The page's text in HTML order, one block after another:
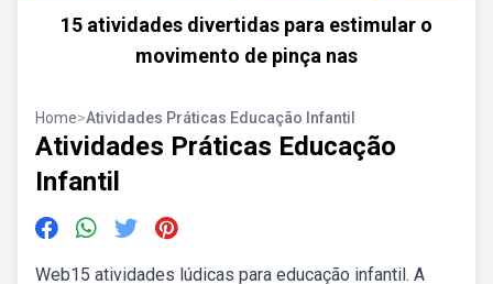
15 atividades divertidas para estimular o
movimento de pinça nas
Home>Atividades Práticas Educação Infantil
Atividades Práticas Educação
Infantil
Web15 atividades lúdicas para educação infantil. A